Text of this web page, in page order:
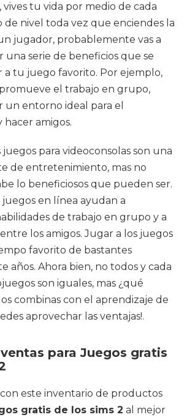
vives tu vida por medio de cada
de nivel toda vez que enciendes la
jugador, probablemente vas a
serie de beneficios que se
a tu juego favorito. Por ejemplo,
el trabajo en grupo,
un entorno ideal para el
hacer amigos.
para videoconsolas son una
de entretenimiento, mas no
lo beneficiosos que pueden ser.
en línea ayudan a
de trabajo en grupo y a
los amigos. Jugar a los juegos
favorito de bastantes
años. Ahora bien, no todos y cada
son iguales, mas ¿qué
combinas con el aprendizaje de
aprovechar las ventajas!.
para Juegos gratis
este inventario de productos
gratis de los sims 2 al mejor